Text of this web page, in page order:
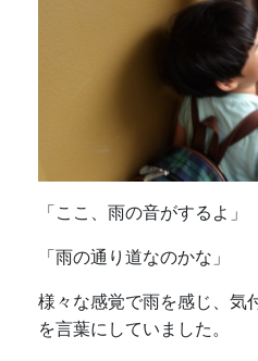
「ここ、雨の音がするよ」
「雨の通り道なのかな」
様々な感覚で雨を感じ、気
を言葉にしていました。